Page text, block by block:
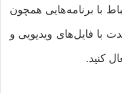
با برنامه‌هایی همچون
با فایل‌های ویدیویی و
کنید.